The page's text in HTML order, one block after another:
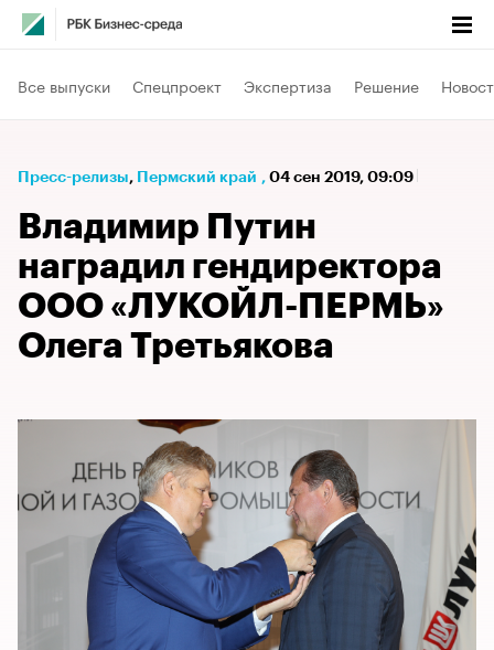
Все выпуски Спецпроект Экспертиза Решение
Пресс-релизы⁠, Пермский край , 04 сен 2019, 09:09
Владимир Путин
наградил гендиректора
ООО «ЛУКОЙЛ-ПЕРМЬ»
Олега Третьякова